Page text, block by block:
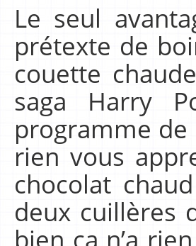
Le seul
prétexte de
couette
saga Harry
programme de
rien vous
chocolat
deux cuillères
bien ça n’a